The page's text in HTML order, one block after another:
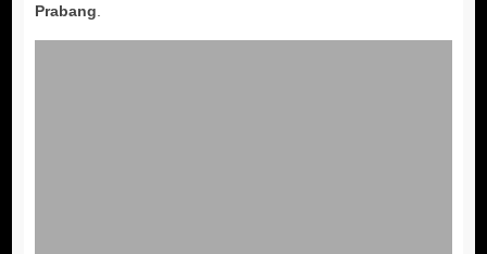
Prabang